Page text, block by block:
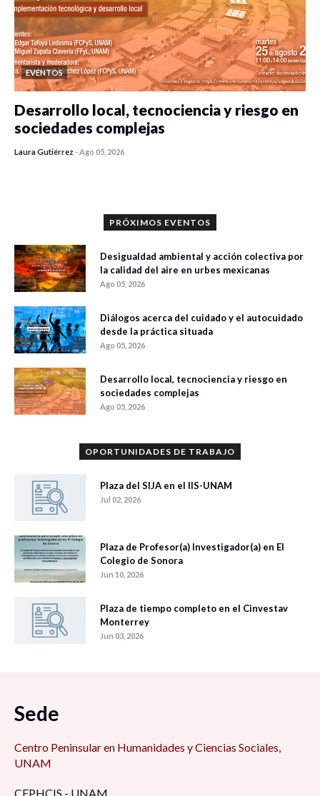
EVENTOS
Desarrollo local, tecnociencia y riesgo en
sociedades complejas
Laura Gutiérrez -Ago 05, 2026
PRÓXIMOS EVENTOS
Desigualdad ambiental y acción colectiva por
la calidad del aire en urbes mexicanas
Ago 05, 2026
Diálogos acerca del cuidado y el autocuidado
desde la práctica situada
Ago 05, 2026
Desarrollo local, tecnociencia y riesgo en
sociedades complejas
Ago 05, 2026
OPORTUNIDADES DE TRABAJO
Plaza del SIJA en el IIS-UNAM
Jul 02, 2026
Plaza de Profesor(a) Investigador(a) en El
Colegio de Sonora
Jun 10, 2026
Plaza de tiempo completo en el Cinvestav
Monterrey
Jun 03, 2026
Sede
Centro Peninsular en Humanidades y Ciencias Sociales,
UNAM
CEPHCIS - UNAM